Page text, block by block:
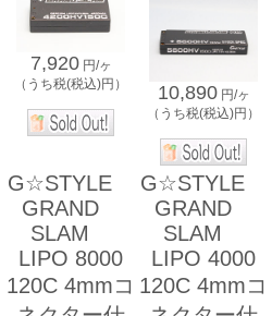
7,920 円/ヶ
（うち税(税込)円）
10,890 円/ヶ
（うち税(税込)円）
G☆STYLE
GRAND
SLAM
LIPO 8000
120C 4mmコ
G☆STYLE
GRAND
SLAM
LIPO 4000
120C 4mmコ